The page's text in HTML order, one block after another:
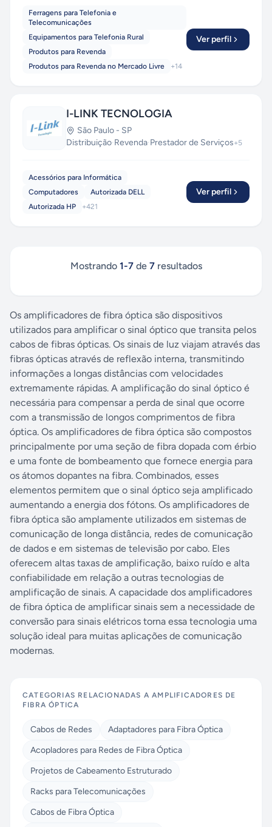
Ferragens para Telefonia e
Telecomunicações
Equipamentos para Telefonia Rural
Produtos para Revenda
Produtos para Revenda no Mercado Livre
+14
Ver perfil
I-LINK TECNOLOGIA
São Paulo - SP
Distribuição·Revenda·Prestador de Serviços+5
Acessórios para Informática
Computadores
Autorizada DELL
Autorizada HP
+421
Ver perfil
Mostrando 1-7de 7resultados
Os amplificadores de fibra óptica são dispositivos
utilizados para amplificar o sinal óptico que transita pelos
cabos de fibras ópticas. Os sinais de luz viajam através das
fibras ópticas através de reflexão interna, transmitindo
informações a longas distâncias com velocidades
extremamente rápidas. A amplificação do sinal óptico é
necessária para compensar a perda de sinal que ocorre
com a transmissão de longos comprimentos de fibra
óptica. Os amplificadores de fibra óptica são compostos
principalmente por uma seção de fibra dopada com érbio
e uma fonte de bombeamento que fornece energia para
os átomos dopantes na fibra. Combinados, esses
elementos permitem que o sinal óptico seja amplificado
aumentando a energia dos fótons. Os amplificadores de
fibra óptica são amplamente utilizados em sistemas de
comunicação de longa distância, redes de comunicação
de dados e em sistemas de televisão por cabo. Eles
oferecem altas taxas de amplificação, baixo ruído e alta
confiabilidade em relação a outras tecnologias de
amplificação de sinais. A capacidade dos amplificadores
de fibra óptica de amplificar sinais sem a necessidade de
conversão para sinais elétricos torna essa tecnologia uma
solução ideal para muitas aplicações de comunicação
modernas.
CATEGORIAS RELACIONADAS AAMPLIFICADORES DE
FIBRA ÓPTICA
Cabos de Redes
Adaptadores para Fibra Óptica
Acopladores para Redes de Fibra Óptica
Projetos de Cabeamento Estruturado
Racks para Telecomunicações
Cabos de Fibra Óptica